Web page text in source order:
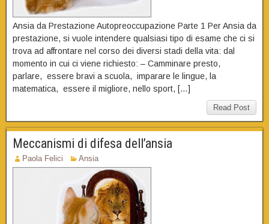
Ansia da Prestazione Autopreoccupazione Parte 1 Per Ansia da
prestazione, si vuole intendere qualsiasi tipo di esame che ci si
trova ad affrontare nel corso dei diversi stadi della vita: dal
momento in cui ci viene richiesto: – Camminare presto,
parlare, essere bravi a scuola, imparare le lingue, la
matematica, essere il migliore, nello sport, […]
Read Post
Meccanismi di difesa dell’ansia
Paola Felici Ansia